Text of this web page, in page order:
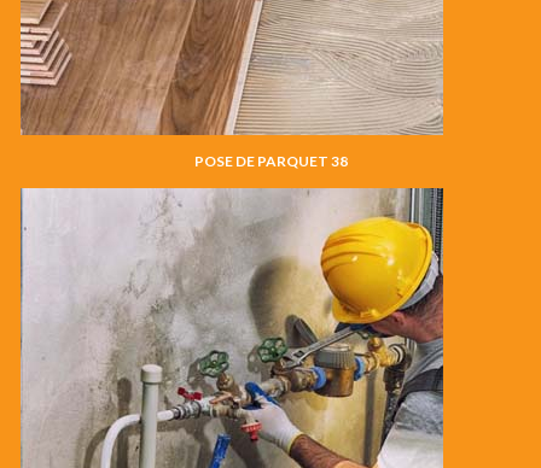
POSE DE PARQUET 38